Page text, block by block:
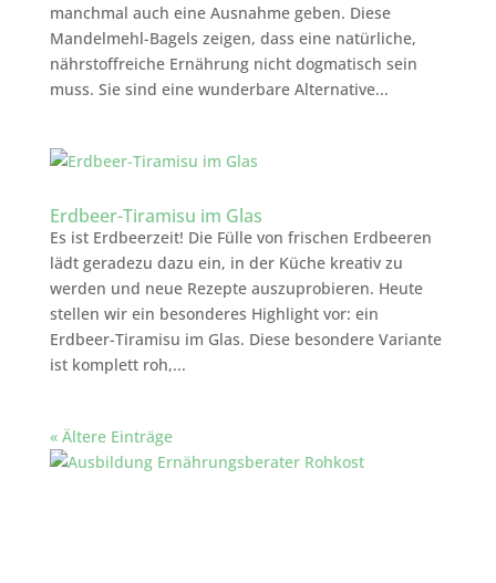
manchmal auch eine Ausnahme geben. Diese
Mandelmehl-Bagels zeigen, dass eine natürliche,
nährstoffreiche Ernährung nicht dogmatisch sein
muss. Sie sind eine wunderbare Alternative...
Erdbeer-Tiramisu im Glas
Es ist Erdbeerzeit! Die Fülle von frischen Erdbeeren
lädt geradezu dazu ein, in der Küche kreativ zu
werden und neue Rezepte auszuprobieren. Heute
stellen wir ein besonderes Highlight vor: ein
Erdbeer-Tiramisu im Glas. Diese besondere Variante
ist komplett roh,...
« Ältere Einträge